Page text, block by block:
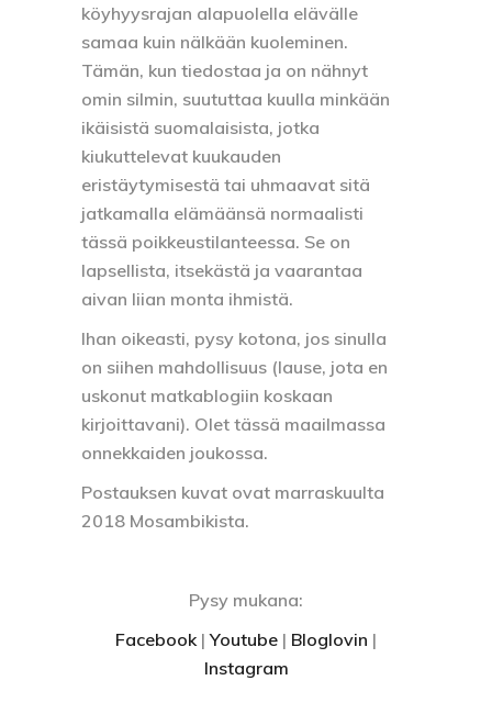
köyhyysrajan alapuolella elävälle
samaa kuin nälkään kuoleminen.
Tämän, kun tiedostaa ja on nähnyt
omin silmin, suututtaa kuulla minkään
ikäisistä suomalaisista, jotka
kiukuttelevat kuukauden
eristäytymisestä tai uhmaavat sitä
jatkamalla elämäänsä normaalisti
tässä poikkeustilanteessa. Se on
lapsellista, itsekästä ja vaarantaa
aivan liian monta ihmistä.
Ihan oikeasti, pysy kotona, jos sinulla
on siihen mahdollisuus (lause, jota en
uskonut matkablogiin koskaan
kirjoittavani). Olet tässä maailmassa
onnekkaiden joukossa.
Postauksen kuvat ovat marraskuulta
2018 Mosambikista.
Pysy mukana:
Facebook |Youtube | Bloglovin |
Instagram